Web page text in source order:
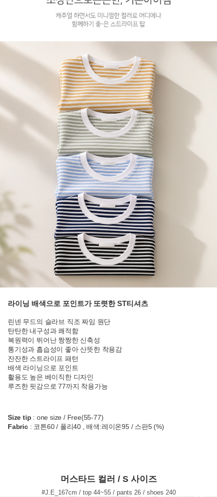
라이닝 배색으로 포인트가 또렷한 ST티셔츠
린넨 무드의 슬라브 직조 짜임 원단
탄탄한 내구성과 쾌적함
복원력이 뛰어난 짱짱한 신축성
통기성과 흡습성이 좋아 산뜻한 착용감
잔잔한 스트라이프 패턴
배색 라이닝으로 포인트
활용도 높은 베이직한 디자인
루즈한 핏감으로 77까지 착용가능
Size tip : one size / Free(55-77)
Fabric: 코튼60 / 폴리40 , 배색:레이온95 / 스판5 (%)
머스타드 컬러 / S 사이즈
#J.E_167cm / top 44~55 / pants 26 / shoes 240